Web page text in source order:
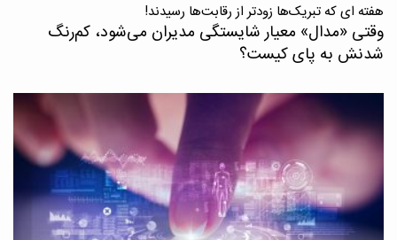
هفته ای که تبریک‌ها زودتر از رقابت‌ها رسیدند!
وقتی «مدال‌» معیار شایستگی مدیران می‌شود، کم‌رنگ
شدنش به پای کیست؟